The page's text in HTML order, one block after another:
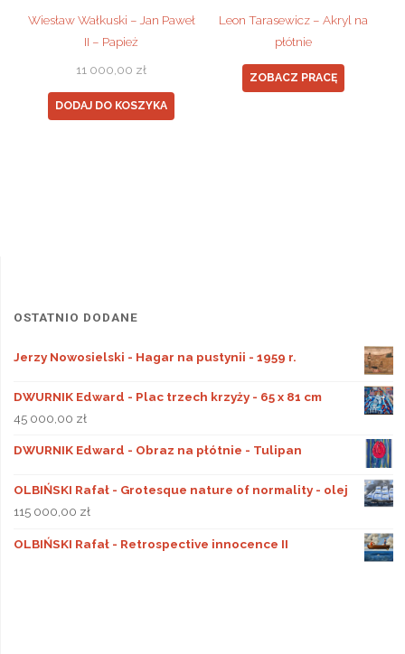
Wiesław Wałkuski – Jan Paweł
II – Papież
11 000,00 zł
DODAJ DO KOSZYKA
Leon Tarasewicz – Akryl na
płótnie
ZOBACZ PRACĘ
OSTATNIO DODANE
Jerzy Nowosielski - Hagar na pustynii - 1959 r.
DWURNIK Edward - Plac trzech krzyży - 65 x 81 cm
45 000,00 zł
DWURNIK Edward - Obraz na płótnie - Tulipan
OLBIŃSKI Rafał - Grotesque nature of normality - olej
115 000,00 zł
OLBIŃSKI Rafał - Retrospective innocence II